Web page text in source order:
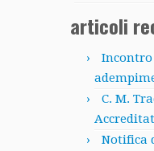
articoli
Incontro
C. M.
Notifica